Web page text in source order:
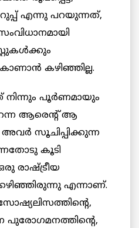
എന്നു പറയുന്നത്,
കഴിഞ്ഞില്ല.
നിന്നും പൂർണമായും
ആരെന്റ് ആ
സൂചിപ്പിക്കുന്ന
കൂടി
രാഷ്ട്രീയ
എന്നാണ്.
പുരോഗമനത്തിന്‍റെ,